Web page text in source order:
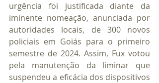
urgência foi justificada diante da
iminente nomeação, anunciada por
autoridades locais, de 300 novos
policiais em Goiás para o primeiro
semestre de 2024. Assim, Fux votou
pela manutenção da liminar que
suspendeu a eficácia dos dispositivos